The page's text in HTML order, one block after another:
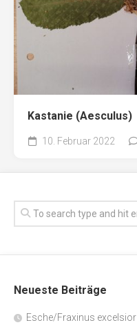
Kastanie (Aesculus)
10. Februar 2022
Neueste Beiträge
Esche/Fraxinus excelsior